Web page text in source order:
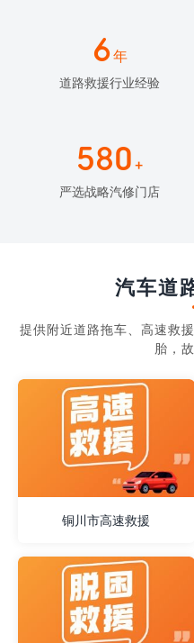
6年
道路救援行业经验
580 +
严选战略汽修门店
汽车道
提供附近道路拖车、高速救
胎，
铜川市高速救援